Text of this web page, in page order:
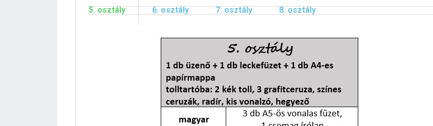
5. osztály 6. osztály 7. osztály 8. osztály